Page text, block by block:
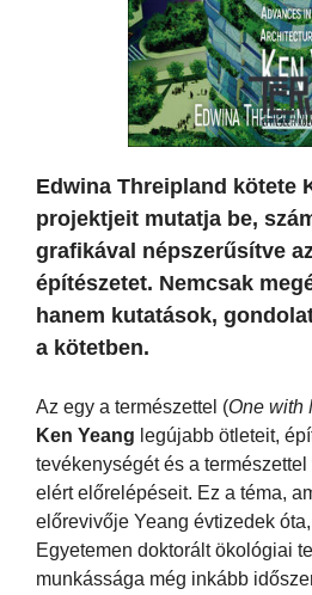
Edwina Threipland kötete
projektjeit mutatja be,
grafikával népszerűsítve
építészetet. Nemcsak
hanem kutatások,
a kötetben.
Az egy a természettel (One with
Ken Yeang legújabb ötleteit,
tevékenységét és a
elért előrelépéseit. Ez a téma,
előrevivője Yeang évtizedek
Egyetemen doktorált ökológiai
munkássága még inkább